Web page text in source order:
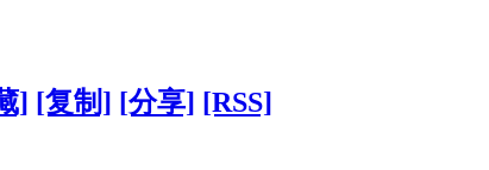
] [复制] [分享] [RSS]